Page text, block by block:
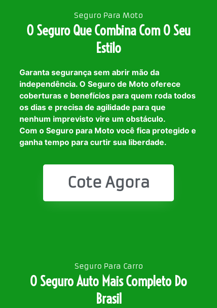
Seguro Para Moto
O Seguro Que Combina Com O Seu
Estilo
Garanta segurança sem abrir mão da
independência. O Seguro de Moto oferece
coberturas e benefícios para quem roda todos
os dias e precisa de agilidade para que
nenhum imprevisto vire um obstáculo.
Com o Seguro para Moto você fica protegido e
ganha tempo para curtir sua liberdade.
Cote Agora
Seguro Para Carro
O Seguro Auto Mais Completo Do
Brasil